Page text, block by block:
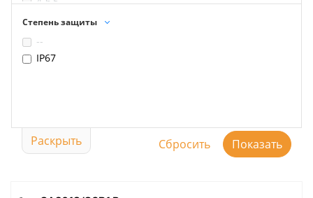
Степень защиты
--
IP67
Раскрыть